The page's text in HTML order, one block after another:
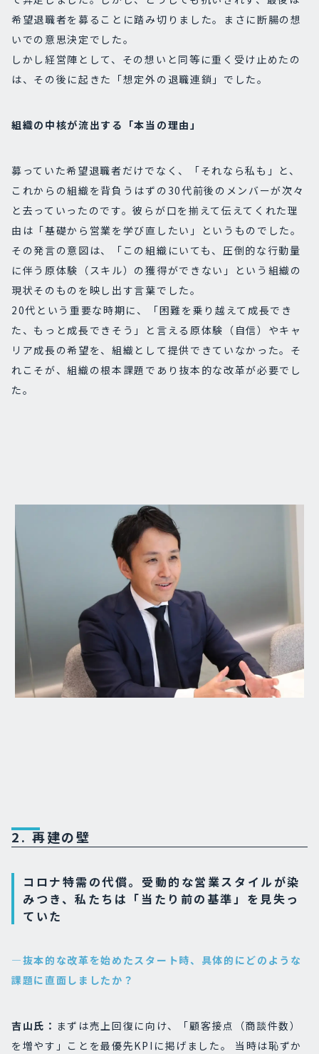
希望退職者を募ることに踏み切りました。まさに断腸の想
いでの意思決定でした。
しかし経営陣として、その想いと同等に重く受け止めたの
は、その後に起きた「想定外の退職連鎖」でした。
組織の中核が流出する「本当の理由」
募っていた希望退職者だけでなく、「それなら私も」と、
これからの組織を背負うはずの30代前後のメンバーが次々
と去っていったのです。彼らが口を揃えて伝えてくれた理
由は「基礎から営業を学び直したい」というものでした。
その発言の意図は、「この組織にいても、圧倒的な行動量
に伴う原体験（スキル）の獲得ができない」という組織の
現状そのものを映し出す言葉でした。
20代という重要な時期に、「困難を乗り越えて成長でき
た、もっと成長できそう」と言える原体験（自信）やキャ
リア成長の希望を、組織として提供できていなかった。そ
れこそが、組織の根本課題であり抜本的な改革が必要でし
た。
2. 再建の壁
コロナ特需の代償。受動的な営業スタイルが染
みつき、私たちは「当たり前の基準」を見失っ
ていた
―抜本的な改革を始めたスタート時、具体的にどのような
課題に直面しましたか？
吉山氏： まずは売上回復に向け、「顧客接点（商談件数）
を増やす」ことを最優先KPIに掲げました。 当時は恥ずか